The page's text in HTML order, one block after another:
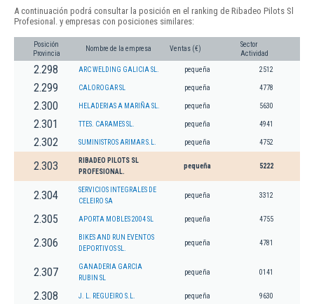
A continuación podrá consultar la posición en el ranking de Ribadeo Pilots Sl
Profesional. y empresas con posiciones similares:
Posición
Provincia
Nombre de la empresa Ventas (€)
Sector
Actividad
2.298 ARC WELDING GALICIA SL. pequeña 2512
2.299 CALOROGAR SL pequeña 4778
2.300 HELADERIAS A MARIÑA SL. pequeña 5630
2.301 TTES. CARAMES SL. pequeña 4941
2.302 SUMINISTROS ARIMAR S.L. pequeña 4752
2.303
RIBADEO PILOTS SL
PROFESIONAL.
pequeña 5222
2.304
SERVICIOS INTEGRALES DE
CELEIRO SA
pequeña 3312
2.305 APORTA MOBLES 2004 SL pequeña 4755
2.306
BIKES AND RUN EVENTOS
DEPORTIVOS SL.
pequeña 4781
2.307
GANADERIA GARCIA
RUBIN SL
pequeña 0141
2.308 J. L. REGUEIRO S.L. pequeña 9630